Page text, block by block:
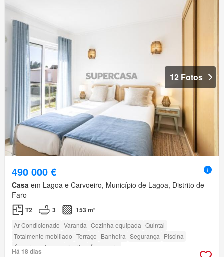
12 Fotos
490 000 €
Casa em Lagoa e Carvoeiro, Município de Lagoa, Distrito de
Faro
T2 3 153 m²
Ar Condicionado Varanda Cozinha equipada Quintal
Totalmente mobiliado Terraço Banheira Segurança Piscina
Área das crianças
Jardim Área verde
Há 18 dias